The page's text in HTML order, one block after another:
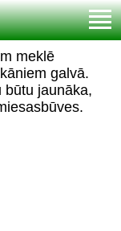
meklē
galvā.
būtu jaunāka,